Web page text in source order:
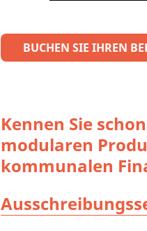
BUCHEN SIE IHREN
Kennen Sie
modularen
kommunalen